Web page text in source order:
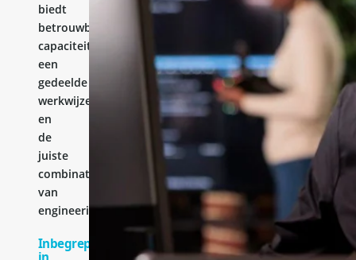
biedt
betrouwbare
capaciteit,
een
gedeelde
werkwijze
en
de
juiste
combinatie
van
engineeringervaring.
Inbegrepen